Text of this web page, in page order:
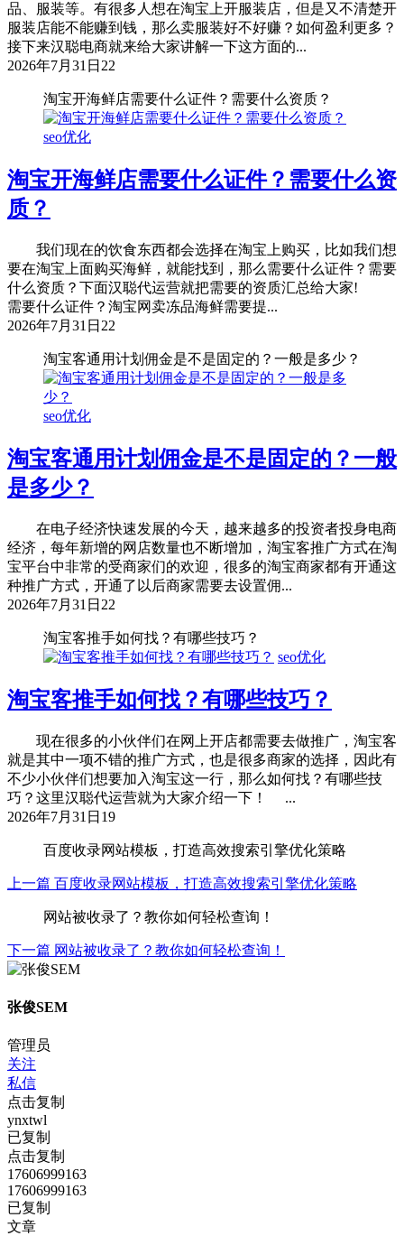
品、服装等。有很多人想在淘宝上开服装店，但是又不清楚开
服装店能不能赚到钱，那么卖服装好不好赚？如何盈利更多？
接下来汉聪电商就来给大家讲解一下这方面的...
2026年7月31日 22
淘宝开海鲜店需要什么证件？需要什么资质？
seo优化
淘宝开海鲜店需要什么证件？需要什么资
质？
我们现在的饮食东西都会选择在淘宝上购买，比如我们想
要在淘宝上面购买海鲜，就能找到，那么需要什么证件？需要
什么资质？下面汉聪代运营就把需要的资质汇总给大家!
需要什么证件？淘宝网卖冻品海鲜需要提...
2026年7月31日 22
淘宝客通用计划佣金是不是固定的？一般是多少？
seo优化
淘宝客通用计划佣金是不是固定的？一般
是多少？
在电子经济快速发展的今天，越来越多的投资者投身电商
经济，每年新增的网店数量也不断增加，淘宝客推广方式在淘
宝平台中非常的受商家们的欢迎，很多的淘宝商家都有开通这
种推广方式，开通了以后商家需要去设置佣...
2026年7月31日 22
淘宝客推手如何找？有哪些技巧？
seo优化
淘宝客推手如何找？有哪些技巧？
现在很多的小伙伴们在网上开店都需要去做推广，淘宝客
就是其中一项不错的推广方式，也是很多商家的选择，因此有
不少小伙伴们想要加入淘宝这一行，那么如何找？有哪些技
巧？这里汉聪代运营就为大家介绍一下！ ...
2026年7月31日 19
百度收录网站模板，打造高效搜索引擎优化策略
上一篇 百度收录网站模板，打造高效搜索引擎优化策略
网站被收录了？教你如何轻松查询！
下一篇 网站被收录了？教你如何轻松查询！
张俊SEM
管理员
关注
私信
点击复制
ynxtwl
已复制
点击复制
17606999163
17606999163
已复制
文章